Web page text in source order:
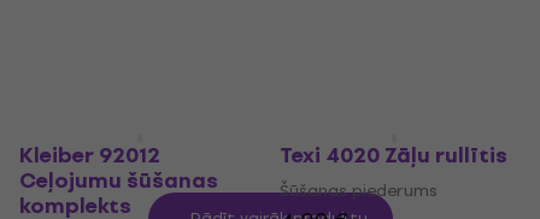
Kleiber 92012
Ceļojumu šūšanas
komplekts
Texi 4020 Zāļu rullītis
Šūšanas piederums